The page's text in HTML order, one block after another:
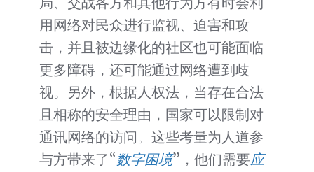
用网络对民众进行监视、迫害和攻
击，并且被边缘化的社区也可能面临
更多障碍，还可能通过网络遭到歧
视。另外，根据人权法，当存在合法
且相称的安全理由，国家可以限制对
通讯网络的访问。这些考量为人道参
与方带来了“数字困境”，他们需要应